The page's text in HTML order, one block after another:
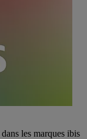
dans les marques ibis